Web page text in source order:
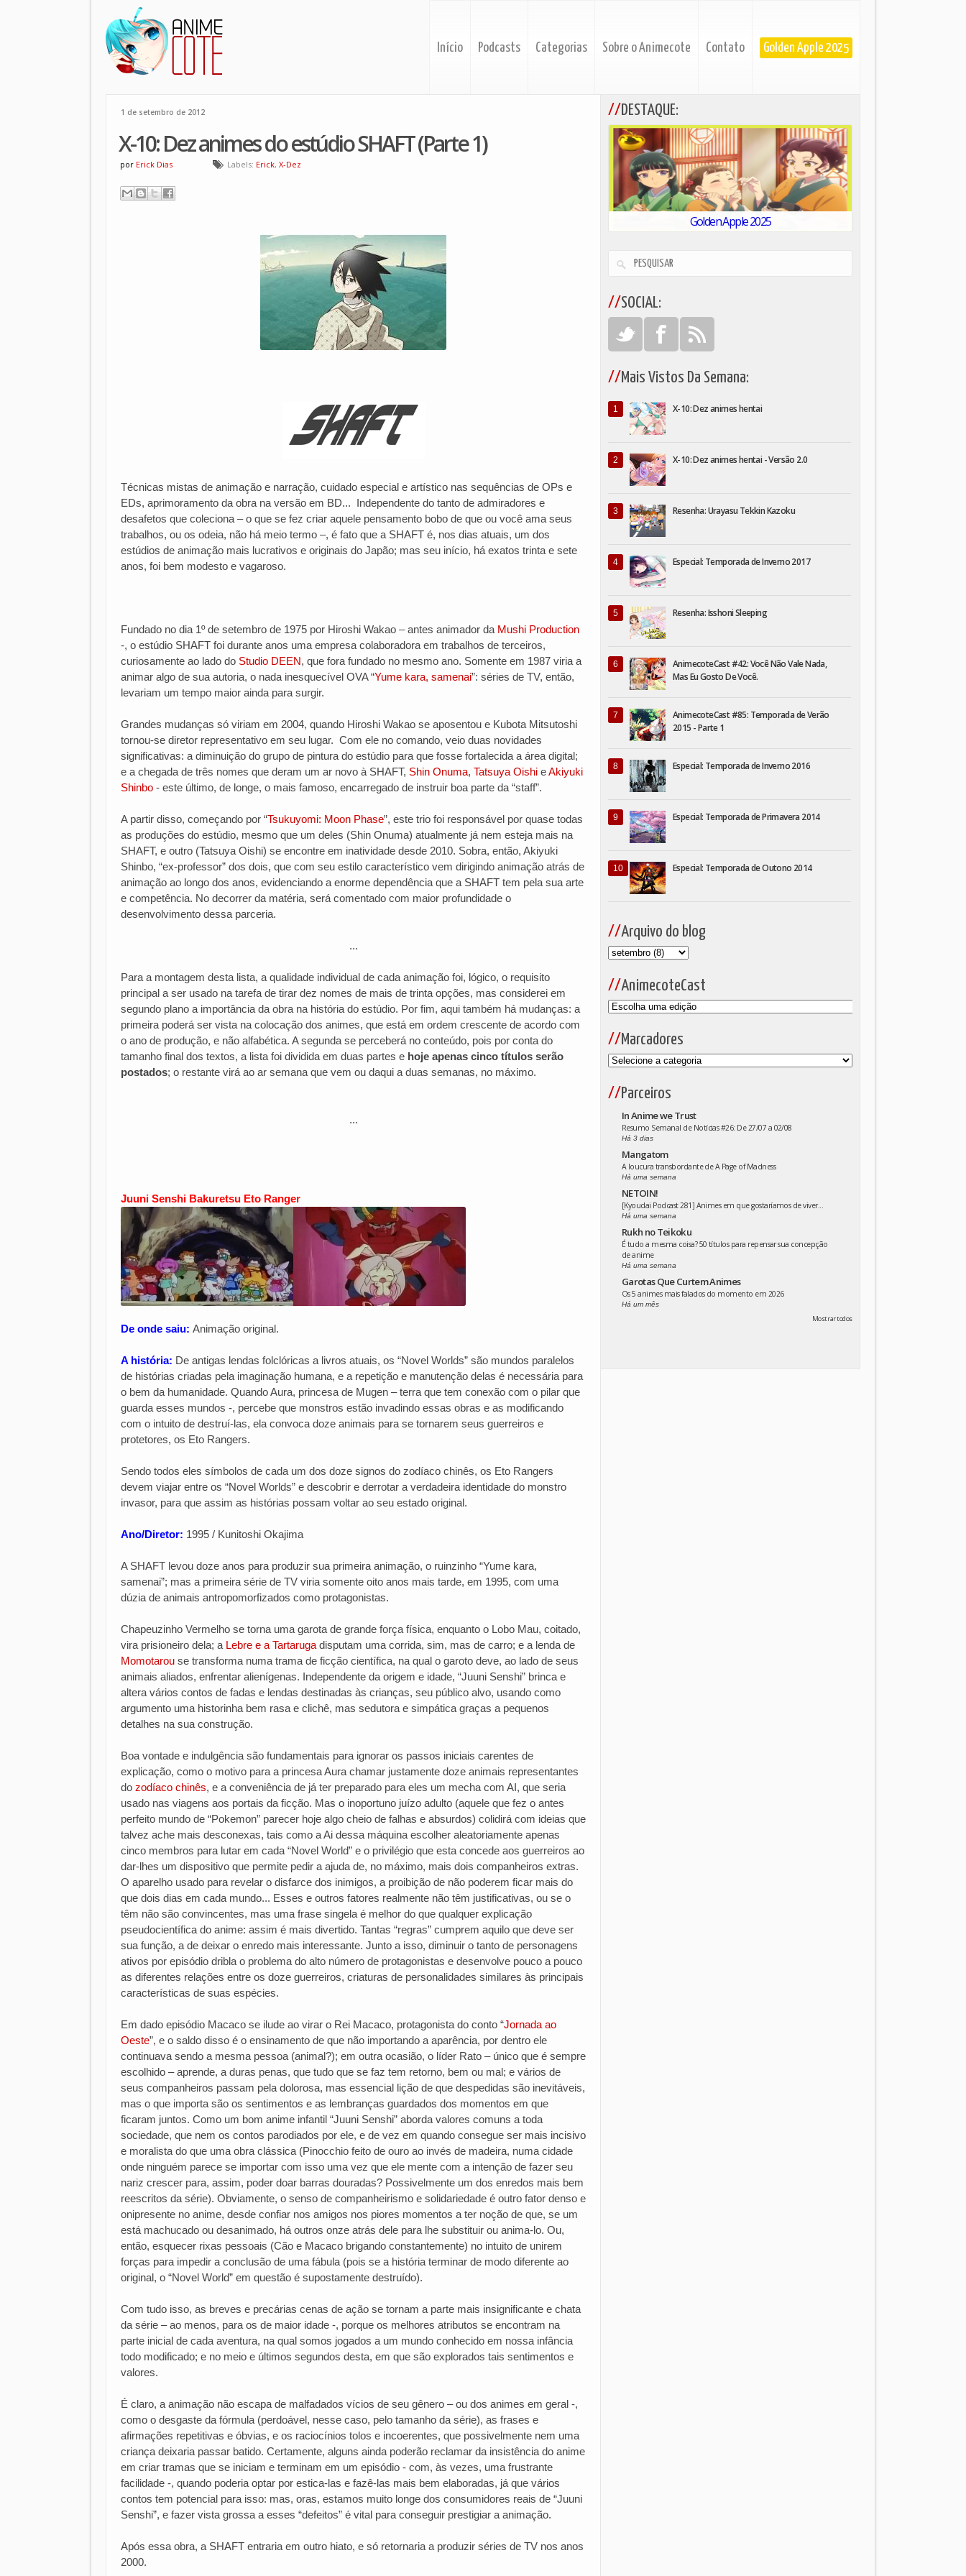
Início Podcasts Categorias Sobre o Animecote Contato Golden Apple 2025
1 de setembro de 2012
X-10: Dez animes do estúdio SHAFT (Parte 1)
por Erick Dias Labels: Erick, X-Dez
Técnicas mistas de animação e narração, cuidado especial e artístico nas sequências de OPs e
EDs, aprimoramento da obra na versão em BD... Independente do tanto de admiradores e
desafetos que coleciona – o que se fez criar aquele pensamento bobo de que ou você ama seus
trabalhos, ou os odeia, não há meio termo –, é fato que a SHAFT é, nos dias atuais, um dos
estúdios de animação mais lucrativos e originais do Japão; mas seu início, há exatos trinta e sete
anos, foi bem modesto e vagaroso.
Fundado no dia 1º de setembro de 1975 por Hiroshi Wakao – antes animador da Mushi Production
-, o estúdio SHAFT foi durante anos uma empresa colaboradora em trabalhos de terceiros,
curiosamente ao lado do Studio DEEN, que fora fundado no mesmo ano. Somente em 1987 viria a
animar algo de sua autoria, o nada inesquecível OVA “Yume kara, samenai”: séries de TV, então,
levariam um tempo maior ainda para surgir.
Grandes mudanças só viriam em 2004, quando Hiroshi Wakao se aposentou e Kubota Mitsutoshi
tornou-se diretor representativo em seu lugar. Com ele no comando, veio duas novidades
significativas: a diminuição do grupo de pintura do estúdio para que fosse fortalecida a área digital;
e a chegada de três nomes que deram um ar novo à SHAFT, Shin Onuma, Tatsuya Oishi eAkiyuki
Shinbo - este último, de longe, o mais famoso, encarregado de instruir boa parte da “staff”.
A partir disso, começando por “Tsukuyomi: Moon Phase”, este trio foi responsável por quase todas
as produções do estúdio, mesmo que um deles (Shin Onuma) atualmente já nem esteja mais na
SHAFT, e outro (Tatsuya Oishi) se encontre em inatividade desde 2010. Sobra, então, Akiyuki
Shinbo, “ex-professor” dos dois, que com seu estilo característico vem dirigindo animação atrás de
animação ao longo dos anos, evidenciando a enorme dependência que a SHAFT tem pela sua arte
e competência. No decorrer da matéria, será comentado com maior profundidade o
desenvolvimento dessa parceria.
...
Para a montagem desta lista, a qualidade individual de cada animação foi, lógico, o requisito
principal a ser usado na tarefa de tirar dez nomes de mais de trinta opções, mas considerei em
segundo plano a importância da obra na história do estúdio. Por fim, aqui também há mudanças: a
primeira poderá ser vista na colocação dos animes, que está em ordem crescente de acordo com
o ano de produção, e não alfabética. A segunda se perceberá no conteúdo, pois por conta do
tamanho final dos textos, a lista foi dividida em duas partes e hoje apenas cinco títulos serão
postados; o restante virá ao ar semana que vem ou daqui a duas semanas, no máximo.
...
Juuni Senshi Bakuretsu Eto Ranger
De onde saiu: Animação original.
A história: De antigas lendas folclóricas a livros atuais, os “Novel Worlds” são mundos paralelos
de histórias criadas pela imaginação humana, e a repetição e manutenção delas é necessária para
o bem da humanidade. Quando Aura, princesa de Mugen – terra que tem conexão com o pilar que
guarda esses mundos -, percebe que monstros estão invadindo essas obras e as modificando
com o intuito de destruí-las, ela convoca doze animais para se tornarem seus guerreiros e
protetores, os Eto Rangers.
Sendo todos eles símbolos de cada um dos doze signos do zodíaco chinês, os Eto Rangers
devem viajar entre os “Novel Worlds” e descobrir e derrotar a verdadeira identidade do monstro
invasor, para que assim as histórias possam voltar ao seu estado original.
Ano/Diretor: 1995 / Kunitoshi Okajima
A SHAFT levou doze anos para produzir sua primeira animação, o ruinzinho “Yume kara,
samenai”; mas a primeira série de TV viria somente oito anos mais tarde, em 1995, com uma
dúzia de animais antropomorfizados como protagonistas.
Chapeuzinho Vermelho se torna uma garota de grande força física, enquanto o Lobo Mau, coitado,
vira prisioneiro dela; a Lebre e a Tartaruga disputam uma corrida, sim, mas de carro; e a lenda de
Momotarou se transforma numa trama de ficção científica, na qual o garoto deve, ao lado de seus
animais aliados, enfrentar alienígenas. Independente da origem e idade, “Juuni Senshi” brinca e
altera vários contos de fadas e lendas destinadas às crianças, seu público alvo, usando como
argumento uma historinha bem rasa e clichê, mas sedutora e simpática graças a pequenos
detalhes na sua construção.
Boa vontade e indulgência são fundamentais para ignorar os passos iniciais carentes de
explicação, como o motivo para a princesa Aura chamar justamente doze animais representantes
do zodíaco chinês, e a conveniência de já ter preparado para eles um mecha com AI, que seria
usado nas viagens aos portais da ficção. Mas o inoportuno juízo adulto (aquele que fez o antes
perfeito mundo de “Pokemon” parecer hoje algo cheio de falhas e absurdos) colidirá com ideias que
talvez ache mais desconexas, tais como a Ai dessa máquina escolher aleatoriamente apenas
cinco membros para lutar em cada “Novel World” e o privilégio que esta concede aos guerreiros ao
dar-lhes um dispositivo que permite pedir a ajuda de, no máximo, mais dois companheiros extras.
O aparelho usado para revelar o disfarce dos inimigos, a proibição de não poderem ficar mais do
que dois dias em cada mundo... Esses e outros fatores realmente não têm justificativas, ou se o
têm não são convincentes, mas uma frase singela é melhor do que qualquer explicação
pseudocientífica do anime: assim é mais divertido. Tantas “regras” cumprem aquilo que deve ser
sua função, a de deixar o enredo mais interessante. Junto a isso, diminuir o tanto de personagens
ativos por episódio dribla o problema do alto número de protagonistas e desenvolve pouco a pouco
as diferentes relações entre os doze guerreiros, criaturas de personalidades similares às principais
características de suas espécies.
Em dado episódio Macaco se ilude ao virar o Rei Macaco, protagonista do conto “Jornada ao
Oeste”, e o saldo disso é o ensinamento de que não importando a aparência, por dentro ele
continuava sendo a mesma pessoa (animal?); em outra ocasião, o líder Rato – único que é sempre
escolhido – aprende, a duras penas, que tudo que se faz tem retorno, bem ou mal; e vários de
seus companheiros passam pela dolorosa, mas essencial lição de que despedidas são inevitáveis,
mas o que importa são os sentimentos e as lembranças guardados dos momentos em que
ficaram juntos. Como um bom anime infantil “Juuni Senshi” aborda valores comuns a toda
sociedade, que nem os contos parodiados por ele, e de vez em quando consegue ser mais incisivo
e moralista do que uma obra clássica (Pinocchio feito de ouro ao invés de madeira, numa cidade
onde ninguém parece se importar com isso uma vez que ele mente com a intenção de fazer seu
nariz crescer para, assim, poder doar barras douradas? Possivelmente um dos enredos mais bem
reescritos da série). Obviamente, o senso de companheirismo e solidariedade é outro fator denso e
onipresente no anime, desde confiar nos amigos nos piores momentos a ter noção de que, se um
está machucado ou desanimado, há outros onze atrás dele para lhe substituir ou anima-lo. Ou,
então, esquecer rixas pessoais (Cão e Macaco brigando constantemente) no intuito de unirem
forças para impedir a conclusão de uma fábula (pois se a história terminar de modo diferente ao
original, o “Novel World” em questão é supostamente destruído).
Com tudo isso, as breves e precárias cenas de ação se tornam a parte mais insignificante e chata
da série – ao menos, para os de maior idade -, porque os melhores atributos se encontram na
parte inicial de cada aventura, na qual somos jogados a um mundo conhecido em nossa infância
todo modificado; e no meio e últimos segundos desta, em que são explorados tais sentimentos e
valores.
É claro, a animação não escapa de malfadados vícios de seu gênero – ou dos animes em geral -,
como o desgaste da fórmula (perdoável, nesse caso, pelo tamanho da série), as frases e
afirmações repetitivas e óbvias, e os raciocínios tolos e incoerentes, que possivelmente nem uma
criança deixaria passar batido. Certamente, alguns ainda poderão reclamar da insistência do anime
em criar tramas que se iniciam e terminam em um episódio - com, às vezes, uma frustrante
facilidade -, quando poderia optar por estica-las e fazê-las mais bem elaboradas, já que vários
contos tem potencial para isso: mas, oras, estamos muito longe dos consumidores reais de “Juuni
Senshi”, e fazer vista grossa a esses “defeitos” é vital para conseguir prestigiar a animação.
Após essa obra, a SHAFT entraria em outro hiato, e só retornaria a produzir séries de TV nos anos
2000.
DESTAQUE:
Golden Apple 2025
SOCIAL:
Mais Vistos Da Semana:
X-10: Dez animes hentai
X-10: Dez animes hentai - Versão 2.0
Resenha: Urayasu Tekkin Kazoku
Especial: Temporada de Inverno 2017
Resenha: Isshoni Sleeping
AnimecoteCast #42: Você Não Vale Nada,
Mas Eu Gosto De Você.
AnimecoteCast #85: Temporada de Verão
2015 - Parte 1
Especial: Temporada de Inverno 2016
Especial: Temporada de Primavera 2014
Especial: Temporada de Outono 2014
Arquivo do blog
AnimecoteCast
Marcadores
Parceiros
In Anime we Trust
Resumo Semanal de Notícias #26: De 27/07 a 02/08
Há 3 dias
Mangatom
A loucura transbordante de A Page of Madness
Há uma semana
NETOIN!
[Kyoudai Podcast 281] Animes em que gostaríamos de viver...
Há uma semana
Rukh no Teikoku
É tudo a mesma coisa? 50 títulos para repensar sua concepção
de anime
Há uma semana
Garotas Que Curtem Animes
Os 5 animes mais falados do momento em 2026
Há um mês
Mostrar todos